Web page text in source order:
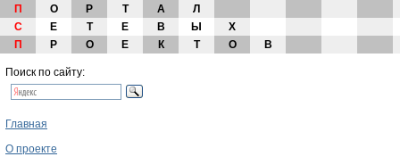
П О Р Т А
Л
С
Е Т Е В Ы
Х
П
Р О Е К Т О В
Поиск по сайту:
Главная
О проекте